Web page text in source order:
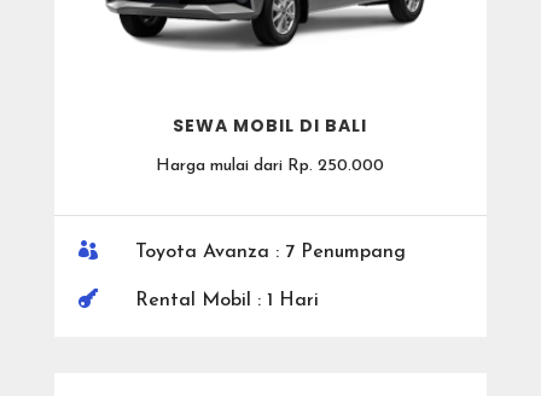
SEWA MOBIL DI BALI
Harga mulai dari Rp. 250.000
 Toyota Avanza : 7 Penumpang
 Rental Mobil : 1 Hari